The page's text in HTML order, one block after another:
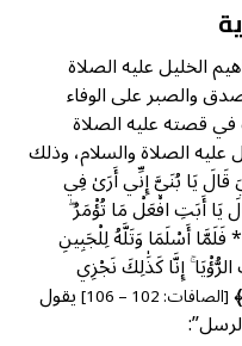
الخليل عليه الصلاة
والصبر على الوفاء
في قصته عليه الصلاة
عليه الصلاة والسلام، وذلك
قَالَ يَا بُنَيَّ إِنِّي أَرَىٰ فِي
يَا أَبَتِ افْعَلْ مَا تُؤْمَرُ
أَسْلَمَا وَتَلَّهُ لِلْجَبِينِ
إِنَّا كَذَٰلِكَ نَجْزِي
[الصافات: 102 – 106] يقول